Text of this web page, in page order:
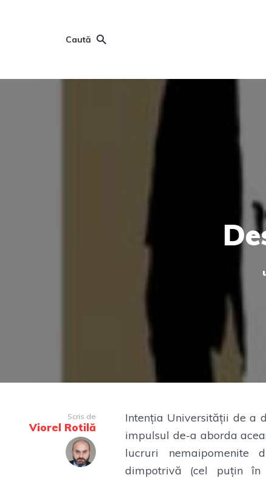
Caută
Scris de
Viorel Rotilă
Intenția Universității de a
impulsul de-a aborda
lucruri nemaipomenite
dimpotrivă (cel puțin